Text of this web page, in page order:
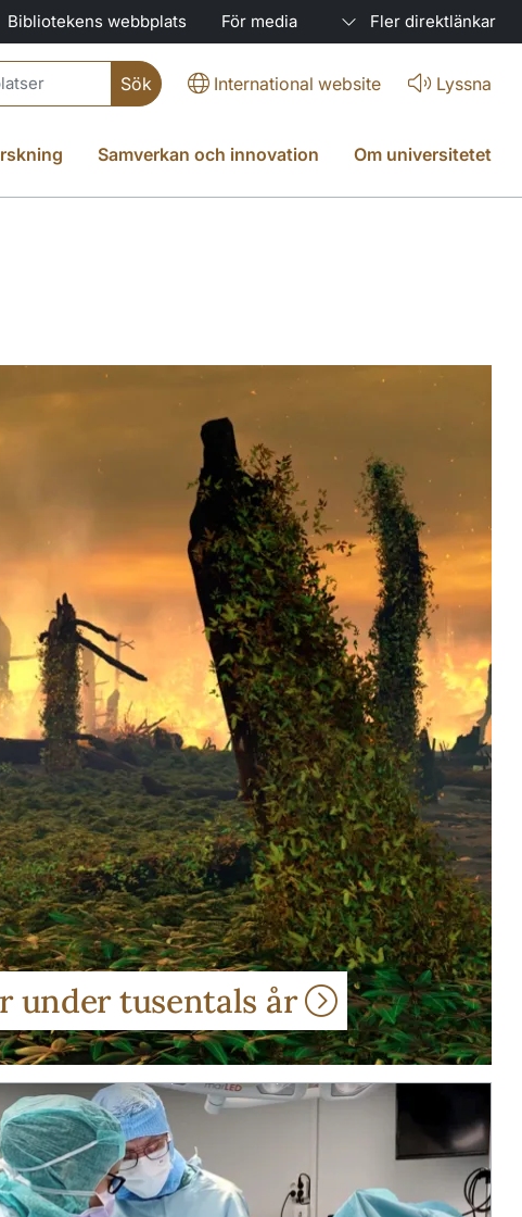
Bibliotekens webbplats För media Fler direktlänkar
International website Lyssna
Samverkan och innovation Om universitetet
under tusentals år